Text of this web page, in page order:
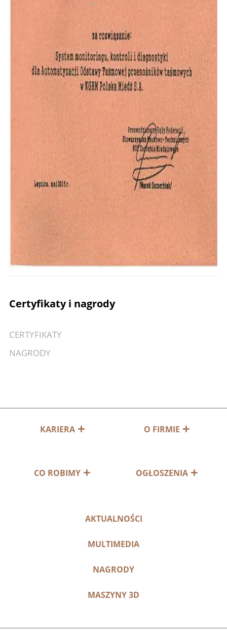
Certyfikaty i nagrody
CERTYFIKATY
NAGRODY
KARIERA O FIRMIE
CO ROBIMY OGŁOSZENIA
AKTUALNOŚCI
MULTIMEDIA
NAGRODY
MASZYNY 3D